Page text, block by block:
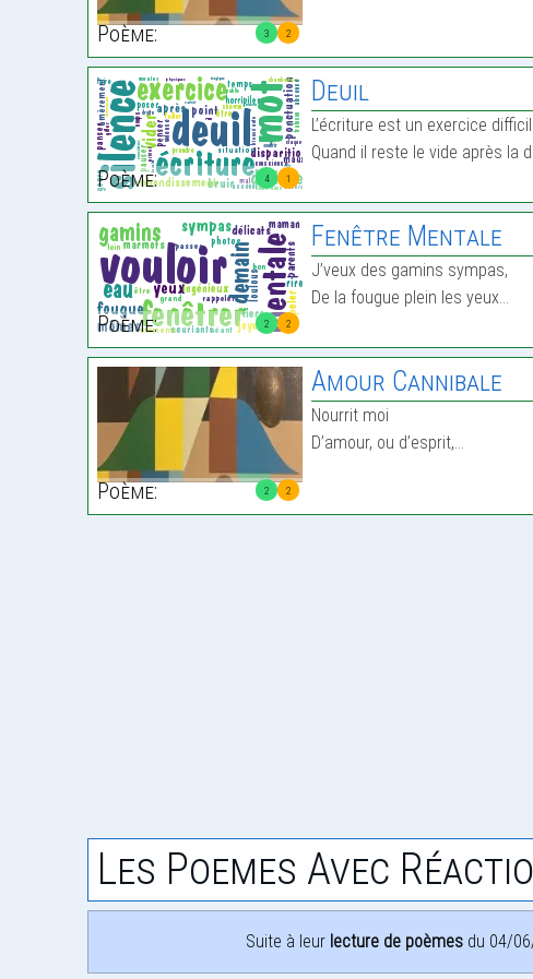
3 2
Poème:
4 1
Poème:
Deuil
L’écriture est un exercice
Quand il reste le vide après la
2 2
Poème:
Fenêtre Mentale
J’veux des gamins sympas,
De la fougue plein les yeux…
2 2
Poème:
Amour Cannibale
Nourrit moi
D’amour, ou d’esprit,…
Les Poemes Avec
Suite à leur lecture de poèmes du 04/